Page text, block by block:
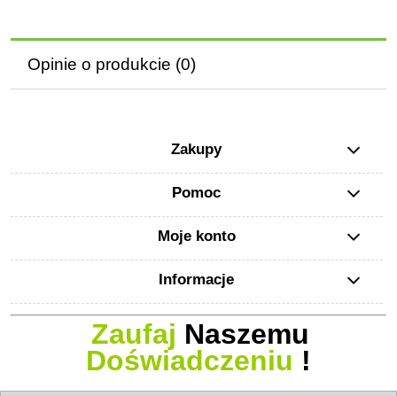
Opinie o produkcie (0)
Zakupy
Pomoc
Moje konto
Informacje
Zaufaj Naszemu
Doświadczeniu !